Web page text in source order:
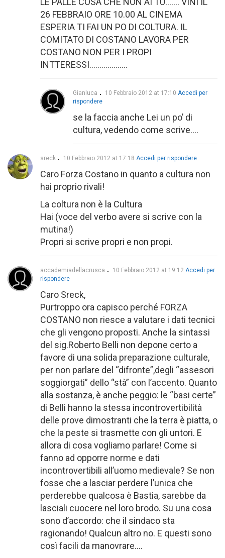
26 FEBBRAIO ORE 10.00 AL CINEMA
ESPERIA TI FAI UN PO DI COLTURA. IL
COMITATO DI COSTANO LAVORA PER
COSTANO NON PER I PROPI
INTTERESSI……………….
Gianluca 10 Febbraio 2012 at 17:10 Accedi per
rispondere
se la faccia anche Lei un po’ di
cultura, vedendo come scrive….
sreck 10 Febbraio 2012 at 17:18 Accedi per rispondere
Caro Forza Costano in quanto a cultura non
hai proprio rivali!
La coltura non è la Cultura
Hai (voce del verbo avere si scrive con la
mutina!)
Propri si scrive propri e non propi.
accademiadellacrusca 10 Febbraio 2012 at 19:12 Accedi per
rispondere
Caro Sreck,
Purtroppo ora capisco perché FORZA
COSTANO non riesce a valutare i dati tecnici
che gli vengono proposti. Anche la sintassi
del sig.Roberto Belli non depone certo a
favore di una solida preparazione culturale,
per non parlare del “difronte”,degli “assesori
soggiorgati” dello “stà” con l’accento. Quanto
alla sostanza, è anche peggio: le “basi certe”
di Belli hanno la stessa incontrovertibilità
delle prove dimostranti che la terra è piatta, o
che la peste si trasmette con gli untori. E
allora di cosa vogliamo parlare! Come si
fanno ad opporre norme e dati
incontrovertibili all’uomo medievale? Se non
fosse che a lasciar perdere l’unica che
perderebbe qualcosa è Bastia, sarebbe da
lasciali cuocere nel loro brodo. Su una cosa
sono d’accordo: che il sindaco sta
ragionando! Qualcun altro no. E questi sono
così facili da manovrare….